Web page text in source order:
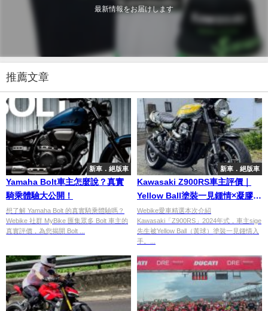
最新情報をお届けします
推薦文章
新車．絕版車
Yamaha Bolt車主怎麼說？真實
騎乘體驗大公開！
想了解 Yamaha Bolt 的真實騎乘體驗嗎？
Webike 社群 MyBike 匯集眾多 Bolt 車主的
真實評價，為您揭開 Bolt ...
新車．絕版車
Kawasaki Z900RS車主評價｜
Yellow Ball塗裝一見鍾情×凝膠坐
墊後避震改裝×「繞了一圈仍回歸
NK街車」真實心得【Webike愛
車精選】
Webike愛車精選本次介紹
Kawasaki「Z900RS」2024年式，車主sige
先生被Yellow Ball（黃球）塗裝一見鍾情入
手。...